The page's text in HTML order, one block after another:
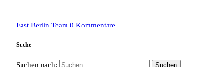
East Berlin Team 0 Kommentare
Suche
Suchen nach: